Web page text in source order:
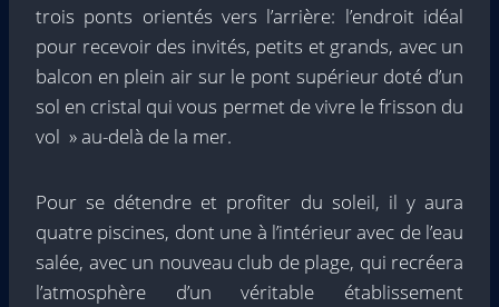
trois ponts orientés vers l’arrière: l’endroit idéal
pour recevoir des invités, petits et grands, avec un
balcon en plein air sur le pont supérieur doté d’un
sol en cristal qui vous permet de vivre le frisson du
vol » au-delà de la mer.
Pour se détendre et profiter du soleil, il y aura
quatre piscines, dont une à l’intérieur avec de l’eau
salée, avec un nouveau club de plage, qui recréera
l’atmosphère d’un véritable établissement